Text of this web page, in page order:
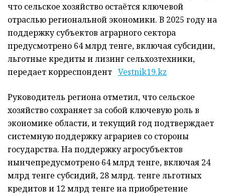
что сельское хозяйство остаётся ключевой
отраслью региональной экономики. В 2025 году на
поддержку субъектов аграрного сектора
предусмотрено 64 млрд тенге, включая субсидии,
льготные кредиты и лизинг сельхозтехники,
передает корреспондент Vestnik19.kz
Руководитель региона отметил, что сельское
хозяйство сохраняет за собой ключевую роль в
экономике области, и текущий год подтверждает
системную поддержку аграриев со стороны
государства. На поддержкуагросубъектов
нынчепредусмотрено 64 млрд тенге, включая 24
млрд тенге субсидий, 28 млрд. тенге льготных
кредитов и 12 млрд тенге на приобретение